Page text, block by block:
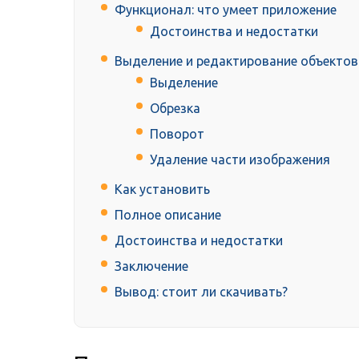
Функционал: что умеет приложение
Достоинства и недостатки
Выделение и редактирование объектов
Выделение
Обрезка
Поворот
Удаление части изображения
Как установить
Полное описание
Достоинства и недостатки
Заключение
Вывод: стоит ли скачивать?